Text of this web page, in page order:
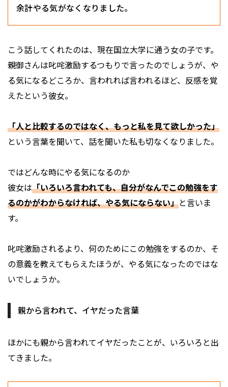
余計やる気がなくなりました。
こう話してくれたのは、現在国立大学に通う女の子です。
親御さんは叱咤激励するつもりで言ったのでしょうが、や
る気になるどころか、言われれば言われるほど、反感を覚
えたという彼女。
「人と比較するのではなく、もっと私を見て欲しかった」
という言葉を聞いて、話を聞いた私も切なくなりました。
ではどんな時にやる気になるのか――
彼女は「いろいろ言われても、自分がなんでこの勉強をす
るのかがわからなければ、やる気にならない」と言いま
す。
叱咤激励されるより、何のためにこの勉強をするのか、そ
の意義を教えてもらえたほうが、やる気になったのではな
いでしょうか。
親から言われて、イヤだった言葉
ほかにも親から言われてイヤだったことが、いろいろと出
てきました。